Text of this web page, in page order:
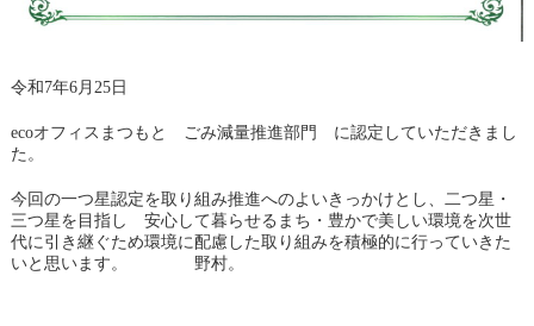
令和7年6月25日
ecoオフィスまつもと ごみ減量推進部門 に認定していただきまし
た。
今回の一つ星認定を取り組み推進へのよいきっかけとし、二つ星・
三つ星を目指し 安心して暮らせるまち・豊かで美しい環境を次世
代に引き継ぐため環境に配慮した取り組みを積極的に行っていきた
いと思います。 野村。